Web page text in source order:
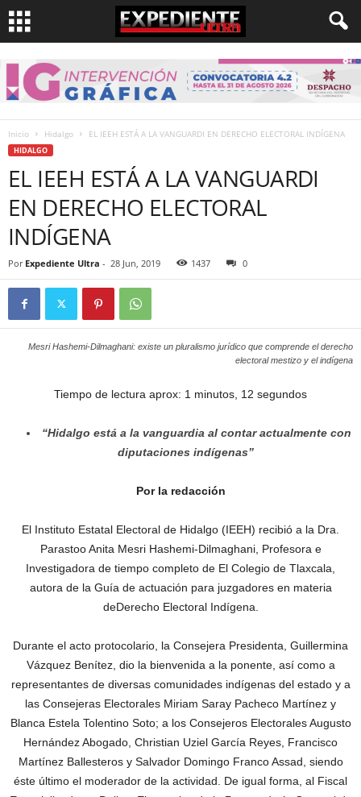
Inicio Hidalgo EL IEEH ESTÁ A LA VANGUARDI EN DERECHO ELECTORAL INDÍGENA
HIDALGO
EL IEEH ESTÁ A LA VANGUARDI
EN DERECHO ELECTORAL
INDÍGENA
Por Expediente Ultra - 28 Jun, 2019 1437 0
Mesri Hashemi-Dilmaghani: existe un pluralismo jurídico que comprende el derecho
electoral mestizo y el indígena
Tiempo de lectura aprox: 1 minutos, 12 segundos
“Hidalgo está a la vanguardia al contar actualmente con
diputaciones indígenas”
Por la redacción
El Instituto Estatal Electoral de Hidalgo (IEEH) recibió a la Dra.
Parastoo Anita Mesri Hashemi-Dilmaghani, Profesora e
Investigadora de tiempo completo de El Colegio de Tlaxcala,
autora de la Guía de actuación para juzgadores en materia
deDerecho Electoral Indígena.
Durante el acto protocolario, la Consejera Presidenta, Guillermina
Vázquez Benítez, dio la bienvenida a la ponente, así como a
representantes de diversas comunidades indígenas del estado y a
las Consejeras Electorales Miriam Saray Pacheco Martínez y
Blanca Estela Tolentino Soto; a los Consejeros Electorales Augusto
Hernández Abogado, Christian Uziel García Reyes, Francisco
Martínez Ballesteros y Salvador Domingo Franco Assad, siendo
éste último el moderador de la actividad. De igual forma, al Fiscal